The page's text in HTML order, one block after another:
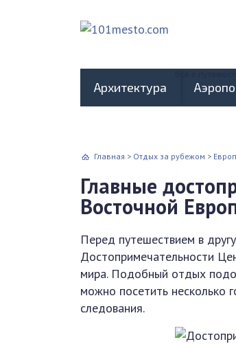
Архитектура
Главная > Отдых за рубежом >
Главные
Восточной
Перед путешествием в
Достопримечательности
мира. Подобный отдых
можно посетить несколько
следования.